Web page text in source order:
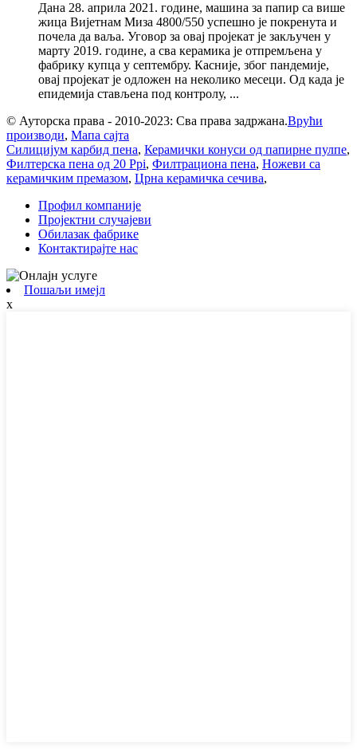
Дана 28. априла 2021. године, машина за папир са више
жица Вијетнам Миза 4800/550 успешно је покренута и
почела да ваља. Уговор за овај пројекат је закључен у
марту 2019. године, а сва керамика је отпремљена у
фабрику купца у септембру. Касније, због пандемије,
овај пројекат је одложен на неколико месеци. Од када је
епидемија стављена под контролу, ...
© Ауторска права - 2010-2023: Сва права задржана.Врући
производи, Мапа сајта
Силицијум карбид пена, Керамички конуси од папирне пулпе,
Филтерска пена од 20 Ppi, Филтрациона пена, Ножеви са
керамичким премазом, Црна керамичка сечива,
Профил компаније
Пројектни случајеви
Обилазак фабрике
Контактирајте нас
Пошаљи имејл
x